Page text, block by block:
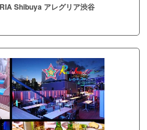
Shibuya アレグリア渋谷